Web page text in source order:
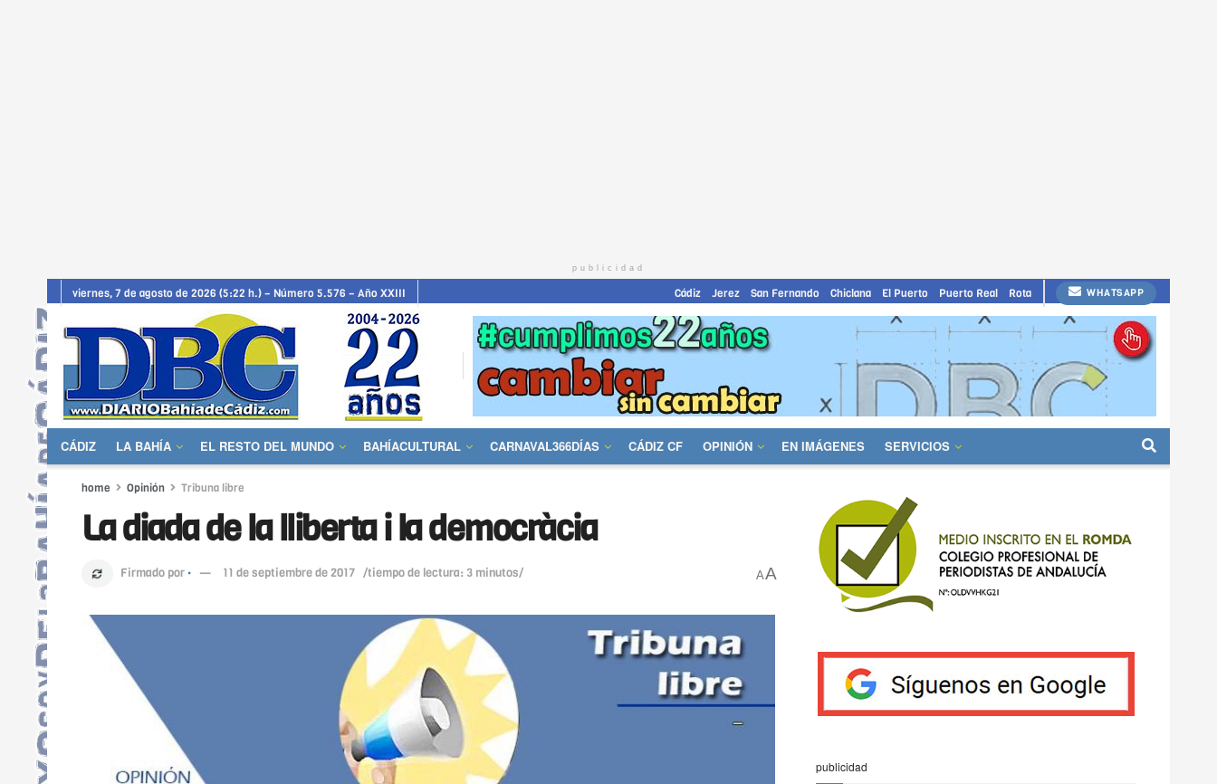
publicidad
viernes, 7 de agosto de 2026 (5:22 h.) – Número 5.576 – Año XXIII Cádiz Jerez San Fernando Chiclana El Puerto Puerto Real Rota WHATSAPP
CÁDIZ LA BAHÍA EL RESTO DEL MUNDO BAHÍACULTURAL CARNAVAL366DÍAS CÁDIZ CF OPINIÓN EN IMÁGENES SERVICIOS
home Opinión Tribuna libre
La diada de la lliberta i la democràcia
Firmado por · 11 de septiembre de 2017 /tiempo de lectura: 3 minutos/ AA
publicidad